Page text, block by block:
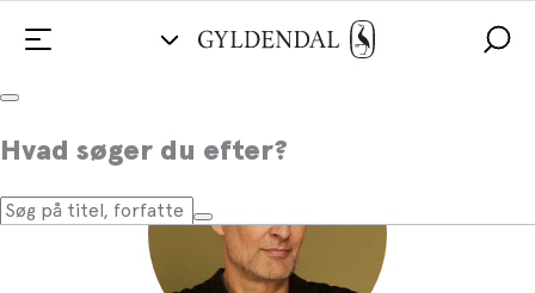
Hvad søger du efter?